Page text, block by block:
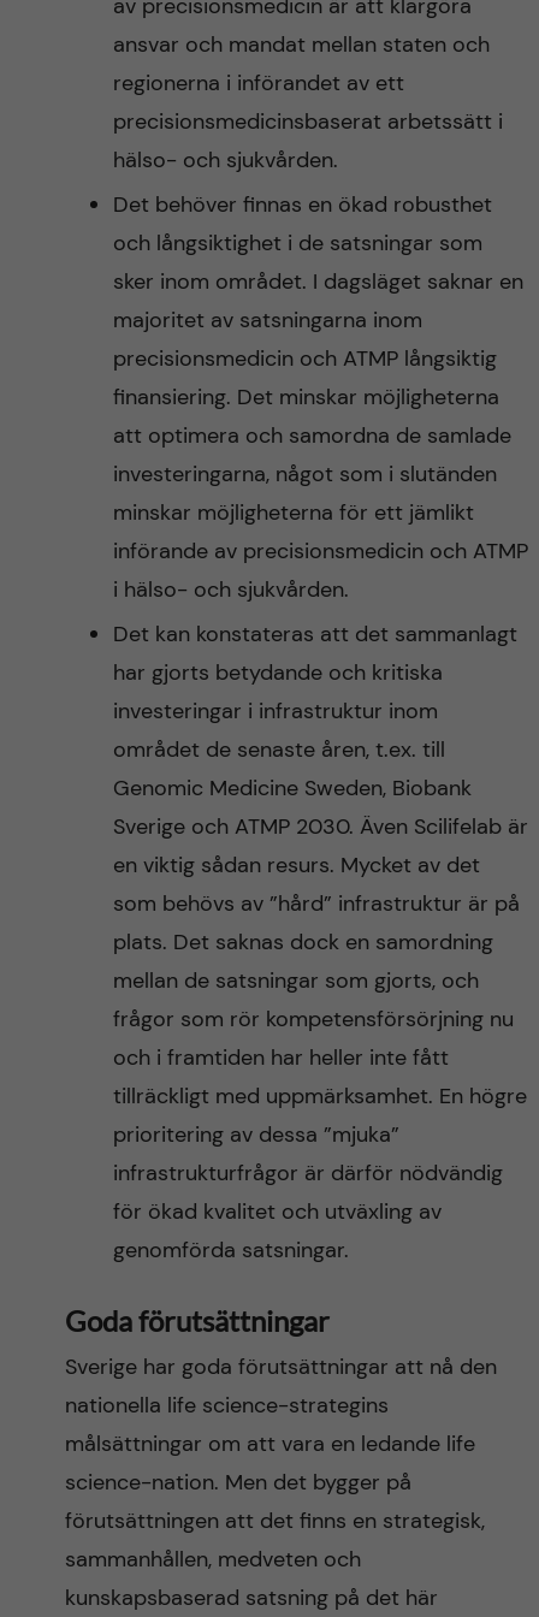
av precisionsmedicin är att klargöra
ansvar och mandat mellan staten och
regionerna i införandet av ett
precisionsmedicinsbaserat arbetssätt i
hälso- och sjukvården.
Det behöver finnas en ökad robusthet
och långsiktighet i de satsningar som
sker inom området. I dagsläget saknar en
majoritet av satsningarna inom
precisionsmedicin och ATMP långsiktig
finansiering. Det minskar möjligheterna
att optimera och samordna de samlade
investeringarna, något som i slutänden
minskar möjligheterna för ett jämlikt
införande av precisionsmedicin och ATMP
i hälso- och sjukvården.
Det kan konstateras att det sammanlagt
har gjorts betydande och kritiska
investeringar i infrastruktur inom
området de senaste åren, t.ex. till
Genomic Medicine Sweden, Biobank
Sverige och ATMP 2030. Även Scilifelab är
en viktig sådan resurs. Mycket av det
som behövs av ”hård” infrastruktur är på
plats. Det saknas dock en samordning
mellan de satsningar som gjorts, och
frågor som rör kompetensförsörjning nu
och i framtiden har heller inte fått
tillräckligt med uppmärksamhet. En högre
prioritering av dessa ”mjuka”
infrastrukturfrågor är därför nödvändig
för ökad kvalitet och utväxling av
genomförda satsningar.
Goda förutsättningar
Sverige har goda förutsättningar att nå den
nationella life science-strategins
målsättningar om att vara en ledande life
science-nation. Men det bygger på
förutsättningen att det finns en strategisk,
sammanhållen, medveten och
kunskapsbaserad satsning på det här